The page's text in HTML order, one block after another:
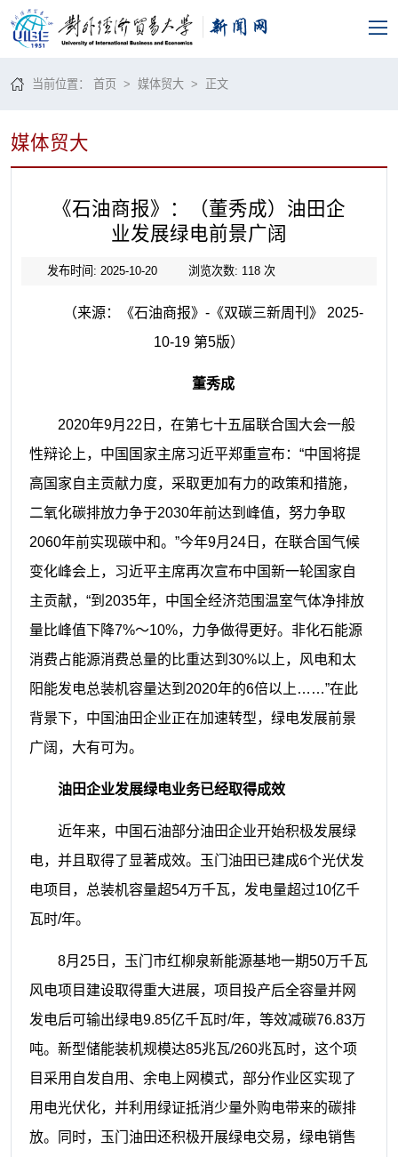
当前位置：首页 >媒体贸大 > 正文
媒体贸大
《石油商报》：（董秀成）油田企
业发展绿电前景广阔
发布时间: 2025-10-20 浏览次数: 118次
（来源：《石油商报》-《双碳三新周刊》 2025-
10-19 第5版）
董秀成
2020年9月22日，在第七十五届联合国大会一般
性辩论上，中国国家主席习近平郑重宣布：“中国将提
高国家自主贡献力度，采取更加有力的政策和措施，
二氧化碳排放力争于2030年前达到峰值，努力争取
2060年前实现碳中和。”今年9月24日，在联合国气候
变化峰会上，习近平主席再次宣布中国新一轮国家自
主贡献，“到2035年，中国全经济范围温室气体净排放
量比峰值下降7%～10%，力争做得更好。非化石能源
消费占能源消费总量的比重达到30%以上，风电和太
阳能发电总装机容量达到2020年的6倍以上……”在此
背景下，中国油田企业正在加速转型，绿电发展前景
广阔，大有可为。
油田企业发展绿电业务已经取得成效
近年来，中国石油部分油田企业开始积极发展绿
电，并且取得了显著成效。
玉门油田已建成6个光伏发
电项目， 总装机容量超54万千瓦，发电量超过10亿千
瓦时/年。
8月25日，玉门市红柳泉新能源基地一期50万千瓦
风电项目建设取得重大进展，项目投产后全容量并网
发电后可输出绿电9.85亿千瓦时/年，等效减碳76.83万
吨。新型储能装机规模达85兆瓦/260兆瓦时，这个项
目采用自发自用、余电上网模式，部分作业区实现了
用电光伏化，并利用绿证抵消少量外购电带来的碳排
放。同时，玉门油田还积极开展绿电交易，绿电销售